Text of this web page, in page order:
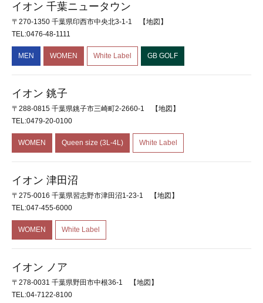
イオン 千葉ニュータウン
〒270-1350 千葉県印西市中央北3-1-1
【地図】
TEL:0476-48-1111
MEN WOMEN White Label GB GOLF
イオン 銚子
〒288-0815 千葉県銚子市三崎町2-2660-1
【地図】
TEL:0479-20-0100
WOMEN Queen size (3L-4L) White Label
イオン 津田沼
〒275-0016 千葉県習志野市津田沼1-23-1
【地図】
TEL:047-455-6000
WOMEN White Label
イオン ノア
〒278-0031 千葉県野田市中根36-1
【地図】
TEL:04-7122-8100